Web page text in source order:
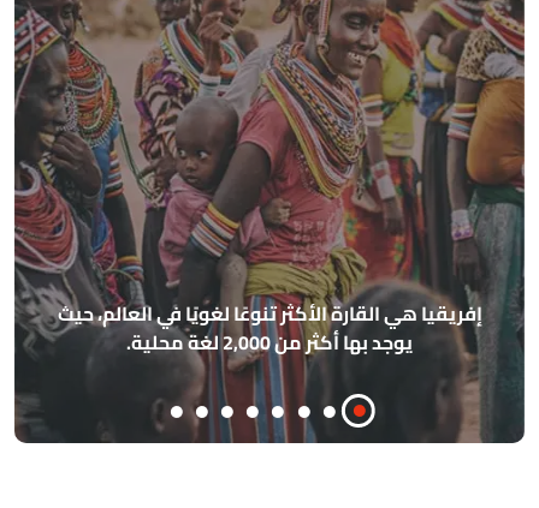
إفريقيا هي القارة الأكثر تنوعًا لغويًا في العالم، حيث
يوجد بها أكثر من 2,000 لغة محلية.